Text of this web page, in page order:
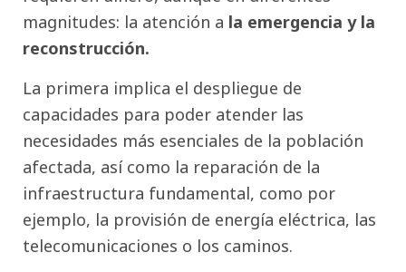
magnitudes: la atención a la emergencia y la
reconstrucción.
La primera implica el despliegue de
capacidades para poder atender las
necesidades más esenciales de la población
afectada, así como la reparación de la
infraestructura fundamental, como por
ejemplo, la provisión de energía eléctrica, las
telecomunicaciones o los caminos.